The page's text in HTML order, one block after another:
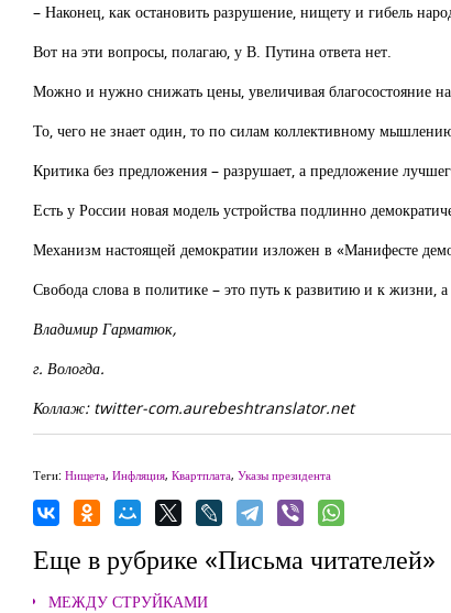
– Наконец, как остановить разрушение, нищету и гибель
Вот на эти вопросы, полагаю, у В. Путина ответа нет.
Можно и нужно снижать цены, увеличивая благосостояние
То, чего не знает один, то по силам коллективному
Критика без предложения – разрушает, а предложение
Есть у России новая модель устройства подлинно
Механизм настоящей демократии изложен в «Манифесте
Свобода слова в политике – это путь к развитию и к жизни,
Владимир Гарматюк,
г. Вологда.
Коллаж: twitter-com.aurebeshtranslator.net
Теги: Нищета, Инфляция, Квартплата, Указы президента
Еще в рубрике «Письма читателей»
МЕЖДУ СТРУЙКАМИ